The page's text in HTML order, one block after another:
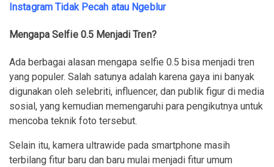
Instagram Tidak Pecah atau Ngeblur
Mengapa Selfie 0.5 Menjadi Tren?
Ada berbagai alasan mengapa selfie 0.5 bisa menjadi tren
yang populer. Salah satunya adalah karena gaya ini banyak
digunakan oleh selebriti, influencer, dan publik figur di media
sosial, yang kemudian memengaruhi para pengikutnya untuk
mencoba teknik foto tersebut.
Selain itu, kamera ultrawide pada smartphone masih
terbilang fitur baru dan baru mulai menjadi fitur umum